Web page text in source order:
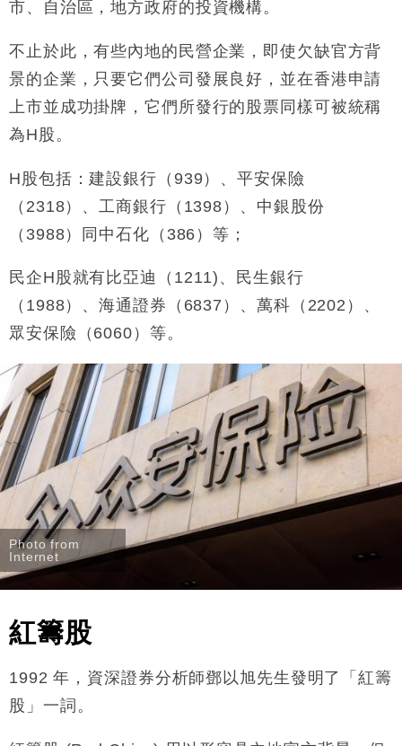
市、自治區，地方政府的投資機構。
不止於此，有些內地的民營企業，即使欠缺官方背
景的企業，只要它們公司發展良好，並在香港申請
上市並成功掛牌，它們所發行的股票同樣可被統稱
為H 股。
H 股包括：建設銀行（ 939）、平安保險
（ 2318）、工商銀行（ 1398 ）、中銀股份
（ 3988）同中石化（ 386 ）等；
民企H 股就有比亞迪（ 1211)、民生銀行
（ 1988）、海通證券（ 6837 ）、萬科（ 2202 ）、
眾安保險（ 6060 ）等。
Photo from
Internet
紅籌股
1992年，資深證券分析師鄧以旭先生發明了「紅籌
股」一詞。